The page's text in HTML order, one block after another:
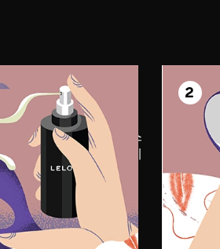
에 LELO 퍼스널 모이스
를 듬뿍 바르고 편안하게
.
2
즐
심
세요.